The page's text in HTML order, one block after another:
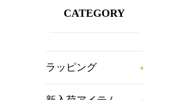
CATEGORY
ラッピング